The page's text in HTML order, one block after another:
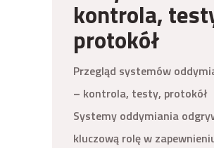
kontrola,
protokół
Przegląd systemów
– kontrola, testy, protokół
Systemy oddymiania
kluczową rolę w